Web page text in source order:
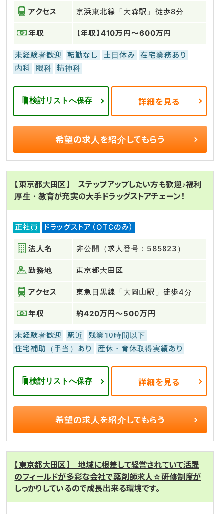
アクセス 京浜東北線「大森駅」徒歩8分
年収 【年収】410万円～600万円
未経験者歓迎 転勤なし 土日休み
在宅業務あり
内科
眼科 精神科
検討リストへ保存 詳細を見る
希望の求人を紹介してもらう
【東京都大田区】 ステップアップしたい方も歓迎♪福利
厚生・教育が充実の大手ドラッグストアチェーン！
正社員 ドラッグストア（OTCのみ）
法人名 非公開（求人番号：585823）
勤務地 東京都大田区
アクセス 東急目黒線「大岡山駅」徒歩4分
年収 約420万円～500万円
未経験者歓迎 駅近
残業10時間以下
住宅補助（手当）あり
産休・育休取得実績あり
検討リストへ保存 詳細を見る
希望の求人を紹介してもらう
【東京都大田区】 地域に根差して経営されていて活躍
のフィールドが多彩な会社で薬剤師求人☆研修制度が
しっかりしているので成長出来る環境です。